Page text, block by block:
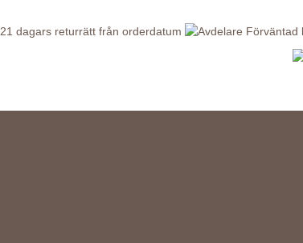
21 dagars returrätt från orderdatum Förväntad